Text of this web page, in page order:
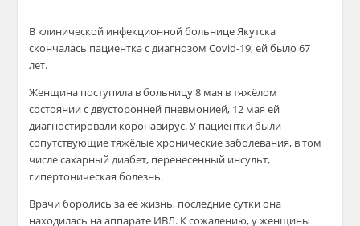
В клинической инфекционной больнице Якутска
скончалась пациентка с диагнозом Covid-19, ей было 67
лет.
Женщина поступила в больницу 8 мая в тяжёлом
состоянии с двусторонней пневмонией, 12 мая ей
диагностировали коронавирус. У пациентки были
сопутствующие тяжёлые хронические заболевания, в том
числе сахарный диабет, перенесенный инсульт,
гипертоническая болезнь.
Врачи боролись за ее жизнь, последние сутки она
находилась на аппарате ИВЛ. К сожалению, у женщины